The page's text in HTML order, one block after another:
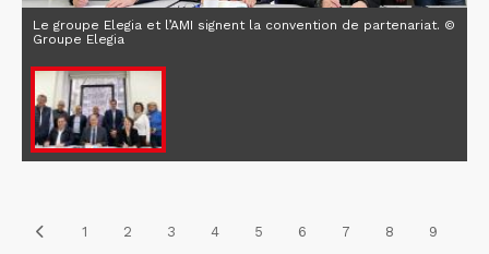
Le groupe Elegia et l’AMI signent la convention de partenariat. ©
Groupe Elegia
1 2 3 4 5 6 7 8 9